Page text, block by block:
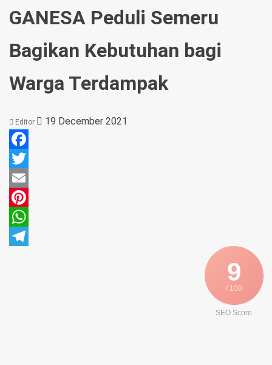
GANESA Peduli Semeru
Bagikan Kebutuhan bagi
Warga Terdampak
Editor 19 December 2021
Facebook
Twitter
Email
Pinterest
WhatsApp
9
/ 100
SEO Score